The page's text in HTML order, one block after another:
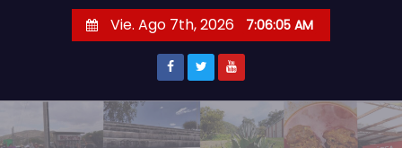
r
Vie. Ago 7th, 2026 7:06:06 AM